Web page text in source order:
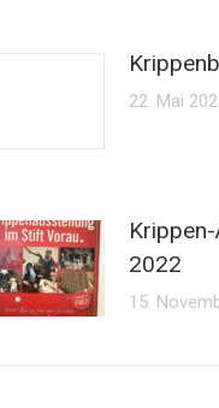
22. Mai
2022
15.